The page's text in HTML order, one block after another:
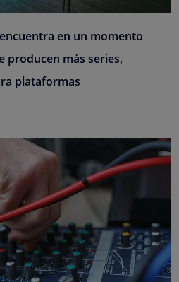
en un momento
producen más series,
plataformas